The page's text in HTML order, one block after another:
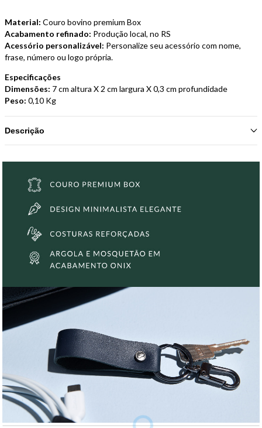
Material: Couro bovino premium Box
Acabamento refinado: Produção local, no RS
Acessório personalizável: Personalize seu acessório com nome,
frase, número ou logo própria.
Especificações
Dimensões: 7 cm altura X 2 cm largura X 0,3 cm profundidade
Peso: 0,10 Kg
Descrição